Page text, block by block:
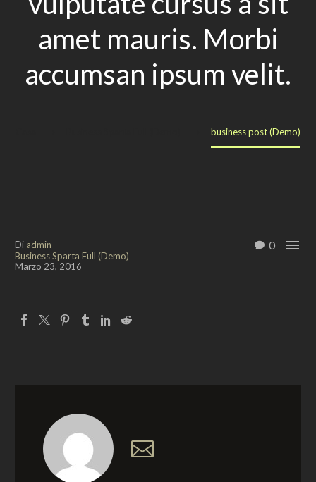
amet mauris. Morbi
accumsan ipsum velit.
business post (Demo)
0 
Di admin
Business Sparta Full (Demo)
Marzo 23, 2016